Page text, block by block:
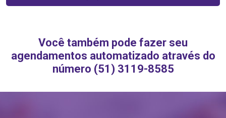
Você também pode fazer seu
agendamentos automatizado através do
número (51) 3119-8585